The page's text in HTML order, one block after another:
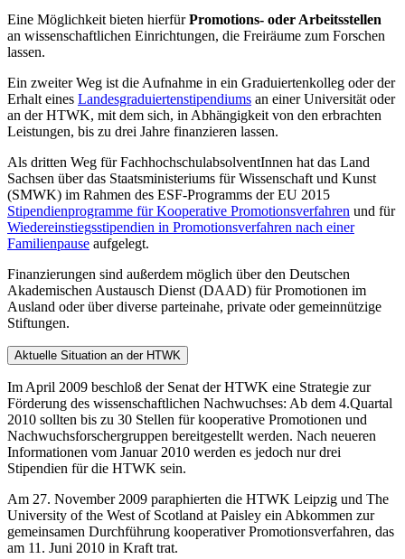
Eine Möglichkeit bieten hierfürPromotions- oder Arbeitsstellen
an wissenschaftlichen Einrichtungen, die Freiräume zum Forschen
lassen.
Ein zweiter Weg ist die Aufnahme in ein Graduiertenkolleg oder der
Erhalt eines Landesgraduiertenstipendiums an einer Universität oder
an der HTWK, mit dem sich, in Abhängigkeit von den erbrachten
Leistungen, bis zu drei Jahre finanzieren lassen.
Als dritten Weg für FachhochschulabsolventInnen hat das Land
Sachsen über das Staatsministeriums für Wissenschaft und Kunst
(SMWK) im Rahmen des ESF-Programms der EU 2015
Stipendienprogramme für Kooperative Promotionsverfahren und für
Wiedereinstiegsstipendien in Promotionsverfahren nach einer
Familienpause aufgelegt.
Finanzierungen sind außerdem möglich über den Deutschen
Akademischen Austausch Dienst (DAAD) für Promotionen im
Ausland oder über diverse parteinahe, private oder gemeinnützige
Stiftungen.
Aktuelle Situation an der HTWK
Im April 2009 beschloß der Senat der HTWK eine Strategie zur
Förderung des wissenschaftlichen Nachwuch­ses: Ab dem 4.Quartal
2010 sollten bis zu 30 Stellen für kooperative Promotionen und
Nachwuchsforschergruppen bereitgestellt werden. Nach neueren
Informationen vom Januar 2010 werden es jedoch nur drei
Stipendien für die HTWK sein.
Am 27. November 2009 paraphierten die HTWK Leipzig und The
University of the West of Scotland at Paisley ein Abkommen zur
gemeinsamen Durchführung kooperativer Promotionsverfahren, das
am 11. Juni 2010 in Kraft trat.